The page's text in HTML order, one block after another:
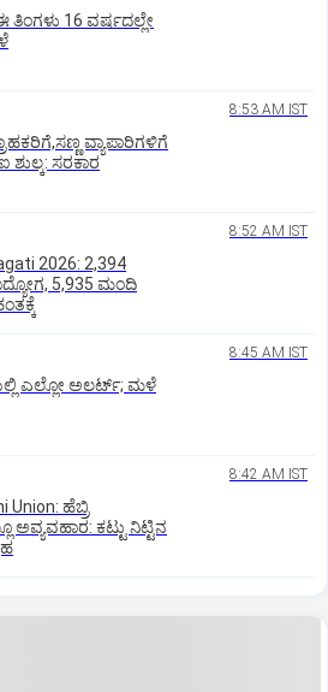
ತಿಂಗಳು 16 ವರ್ಷದಲ್ಲೇ
8:53 AM IST
ವ್ಯಾಪಾರಿಗಳಿಗೆ
ಶುಲ್ಕ: ಸರಕಾರ
8:52 AM IST
2026: 2,394
5,935 ಮಂದಿ
8:45 AM IST
ಎಲ್ಲೋ ಅಲರ್ಟ್‌; ಮಳೆ
8:42 AM IST
Union: ಹೆಬ್ರಿ
ಅವ್ಯವಹಾರ: ಕಟ್ಟು ನಿಟ್ಟಿನ